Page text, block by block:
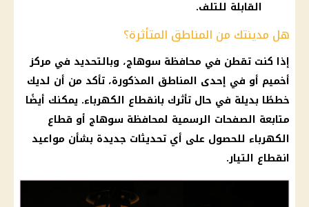
القابلة للتلف.
هل مدينتك من المناطق المتأثرة؟
إذا كنت تقطن في محافظة سوهاج، وبالتحديد في مركز
أخميم أو في إحدى المناطق المذكورة، تأكد من أن لديك
خططًا بديلة في حال تأثرك بانقطاع الكهرباء. يمكنك أيضًا
متابعة الصفحات الرسمية لمحافظة سوهاج أو قطاع
الكهرباء للحصول على أي تحديثات جديدة بشأن مواعيد
انقطاع التيار.